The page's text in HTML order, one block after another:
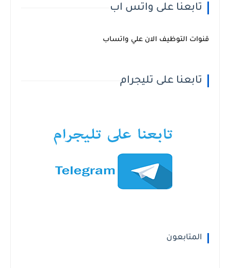
تابعنا على واتس اب
قنوات التوظيف الان علي واتساب
تابعنا على تليجرام
المتابعون